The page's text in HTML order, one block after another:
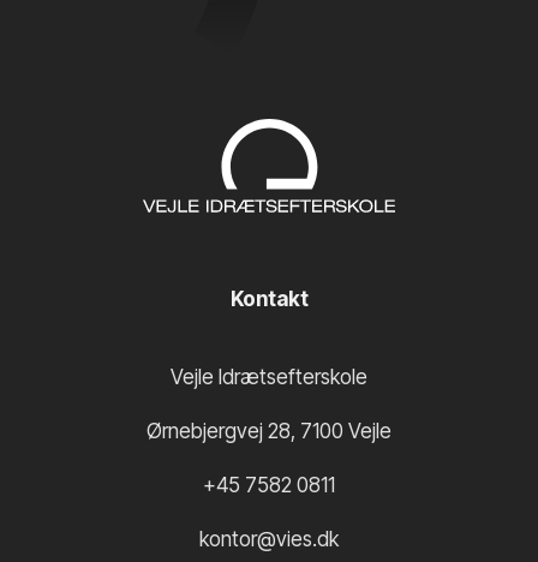
Kontakt
Vejle Idrætsefterskole
Ørnebjergvej 28, 7100 Vejle
+45 7582 0811
kontor@vies.dk